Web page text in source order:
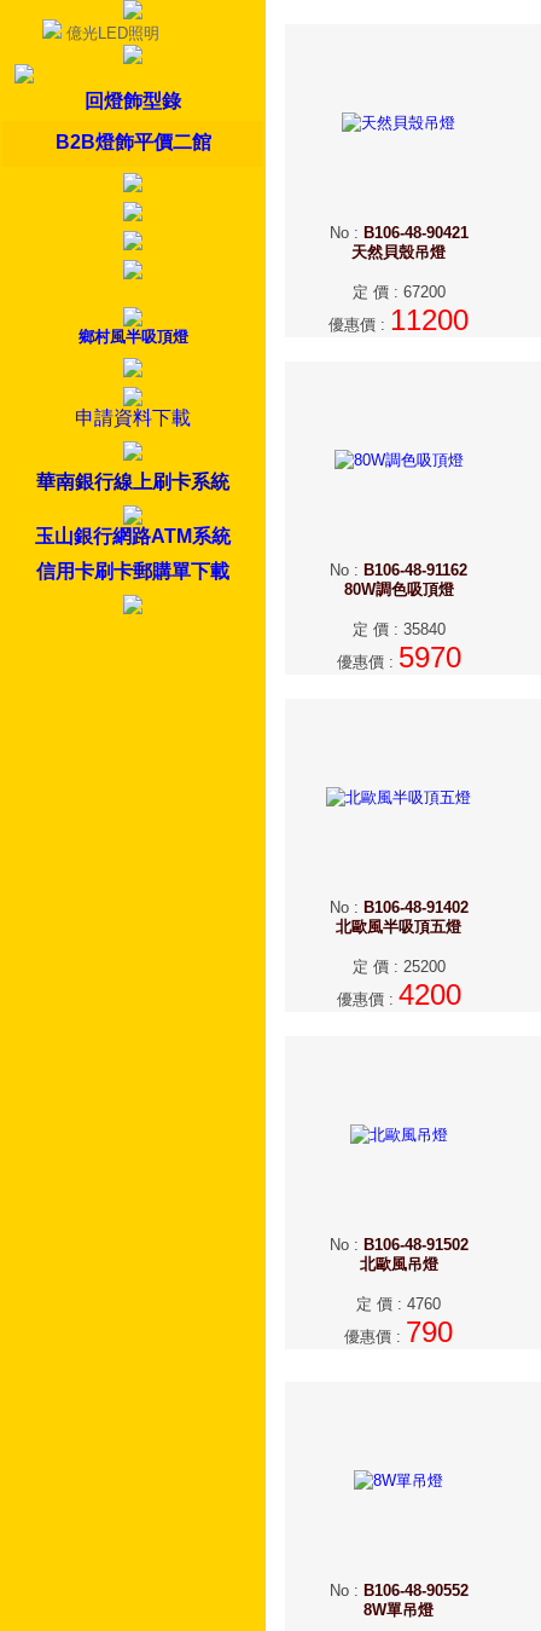
億光LED照明
回燈飾型錄
B2B燈飾平價二館
鄉村風半吸頂燈
申請資料下載
華南銀行線上刷卡系統
玉山銀行網路ATM系統
信用卡刷卡郵購單下載
No: B106-48-90421
天然貝殼吊燈
定 價: 67200
優惠價 : 11200
No : B106-48-91162
80W調色吸頂燈
定 價: 35840
優惠價: 5970
No: B106-48-91402
北歐風半吸頂五燈
定 價: 25200
優惠價: 4200
No: B106-48-91502
北歐風吊燈
定 價 : 4760
優惠價 : 790
No: B106-48-90552
8W單吊燈